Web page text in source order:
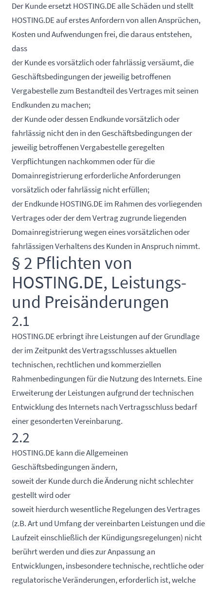
Der Kunde ersetzt HOSTING.DE alle Schäden und stellt
HOSTING.DE auf erstes Anfordern von allen Ansprüchen,
Kosten und Aufwendungen frei, die daraus entstehen,
dass
der Kunde es vorsätzlich oder fahrlässig versäumt, die
Geschäftsbedingungen der jeweilig betroffenen
Vergabestelle zum Bestandteil des Vertrages mit seinen
Endkunden zu machen;
der Kunde oder dessen Endkunde vorsätzlich oder
fahrlässig nicht den in den Geschäftsbedingungen der
jeweilig betroffenen Vergabestelle geregelten
Verpflichtungen nachkommen oder für die
Domainregistrierung erforderliche Anforderungen
vorsätzlich oder fahrlässig nicht erfüllen;
der Endkunde HOSTING.DE im Rahmen des vorliegenden
Vertrages oder der dem Vertrag zugrunde liegenden
Domainregistrierung wegen eines vorsätzlichen oder
fahrlässigen Verhaltens des Kunden in Anspruch nimmt.
§ 2 Pflichten von
HOSTING.DE, Leistungs-
und Preisänderungen
2.1
HOSTING.DE erbringt ihre Leistungen auf der Grundlage
der im Zeitpunkt des Vertragsschlusses aktuellen
technischen, rechtlichen und kommerziellen
Rahmenbedingungen für die Nutzung des Internets. Eine
Erweiterung der Leistungen aufgrund der technischen
Entwicklung des Internets nach Vertragsschluss bedarf
einer gesonderten Vereinbarung.
2.2
HOSTING.DE kann die Allgemeinen
Geschäftsbedingungen ändern,
soweit der Kunde durch die Änderung nicht schlechter
gestellt wird oder
soweit hierdurch wesentliche Regelungen des Vertrages
(z.B. Art und Umfang der vereinbarten Leistungen und die
Laufzeit einschließlich der Kündigungsregelungen) nicht
berührt werden und dies zur Anpassung an
Entwicklungen, insbesondere technische, rechtliche oder
regulatorische Veränderungen, erforderlich ist, welche